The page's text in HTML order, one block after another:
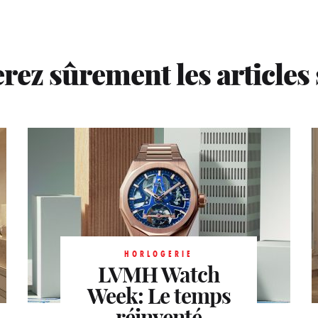
sûrement les
HORLOGERIE
LVMH Watch
Week: Le temps
HORLOGERIE
Watches and
wondersActe I :
les premières
tendances
HORLOGERIE
Héritage